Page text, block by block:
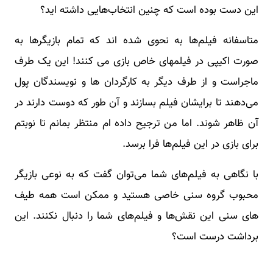
این دست بوده است که چنین انتخاب‌هایی داشته اید؟
متاسفانه فیلم‌ها به نحوی شده اند که تمام بازیگرها به
صورت اکیپی در فیلم‎های خاص بازی می کنند! این یک طرف
ماجراست و از طرف دیگر به کارگردان ها و نویسندگان پول
می‌دهند تا برایشان فیلم بسازند و آن طور که دوست دارند در
آن ظاهر شوند. اما من ترجیح داده ام منتظر بمانم تا نوبتم
برای بازی در این فیلم‌ها فرا برسد.
با نگاهی به فیلم‌های شما می‌توان گفت که به نوعی بازیگر
محبوب گروه سنی خاصی هستید و ممکن است همه طیف
های سنی این نقش‌ها و فیلم‌های شما را دنبال نکنند. این
برداشت درست است؟